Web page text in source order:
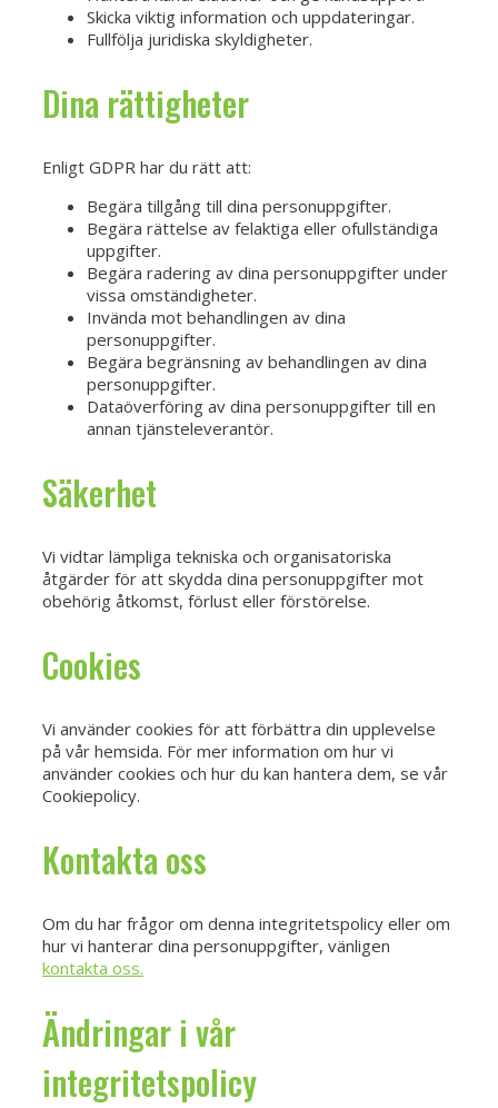
Skicka viktig information och uppdateringar.
Fullfölja juridiska skyldigheter.
Dina rättigheter
Enligt GDPR har du rätt att:
Begära tillgång till dina personuppgifter.
Begära rättelse av felaktiga eller ofullständiga
uppgifter.
Begära radering av dina personuppgifter under
vissa omständigheter.
Invända mot behandlingen av dina
personuppgifter.
Begära begränsning av behandlingen av dina
personuppgifter.
Dataöverföring av dina personuppgifter till en
annan tjänsteleverantör.
Säkerhet
Vi vidtar lämpliga tekniska och organisatoriska
åtgärder för att skydda dina personuppgifter mot
obehörig åtkomst, förlust eller förstörelse.
Cookies
Vi använder cookies för att förbättra din upplevelse
på vår hemsida. För mer information om hur vi
använder cookies och hur du kan hantera dem, se vår
Cookiepolicy.
Kontakta oss
Om du har frågor om denna integritetspolicy eller om
hur vi hanterar dina personuppgifter, vänligen
kontakta oss.
Ändringar i vår
integritetspolicy